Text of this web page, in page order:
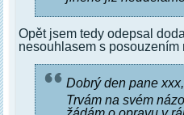
Opět jsem tedy odepsal
nesouhlasem s posouzením
Dobrý den pane xxx,
Trvám na svém